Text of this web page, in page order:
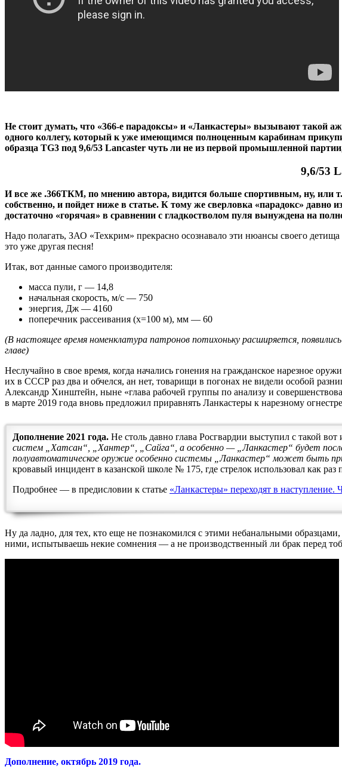
Не стоит думать, что «366-е парадоксы» и «Ланкастеры» вызывают такой
одного коллегу, который к уже имеющимся полноценным карабинам
образца TG3 под 9,6/53 Lancaster чуть ли не из первой промышленной
9,6/53
И все же .366ТКМ, по мнению автора, видится больше спортивным, ну, или
собственно, и пойдет ниже в статье. К тому же сверловка «парадокс»
достаточно «горячая» в сравнении с гладкостволом пуля вынуждена на
Надо полагать, ЗАО «Техкрим» прекрасно осознавало эти нюансы своего
это уже другая песня!
Итак, вот данные самого производителя:
масса пули, г — 14,8
начальная скорость, м/с — 750
энергия, Дж — 4160
поперечник рассеивания (х=100 м), мм — 60
(В настоящее время номенклатура патронов потихоньку расширяется,
главе)
Неслучайно в свое время, когда начались гонения на гражданское нарезное
их в СССР раз два и обчелся, ан нет, товарищи в погонах не видели особой
Александр Хинштейн, ныне «глава рабочей группы по анализу и
в марте 2019 года вновь предложил приравнять Ланкастеры к нарезному
Дополнение 2021 года. Не столь давно глава Росгвардии выступил с такой
систем „Хатсан“, „Хантер“, „Сайга“, а особенно — „Ланкастер“ будет
полуавтоматическое оружие особенно системы „Ланкастер“ может быть
кровавый инцидент в казанской школе № 175, где стрелок использовал как
Подробнее — в предисловии к статье «Ланкастеры» переходят в наступление.
Ну да ладно, для тех, кто еще не познакомился с этими небанальными
ними, испытываешь некие сомнения — а не производственный ли брак перед
Дополнение, октябрь 2019 года.